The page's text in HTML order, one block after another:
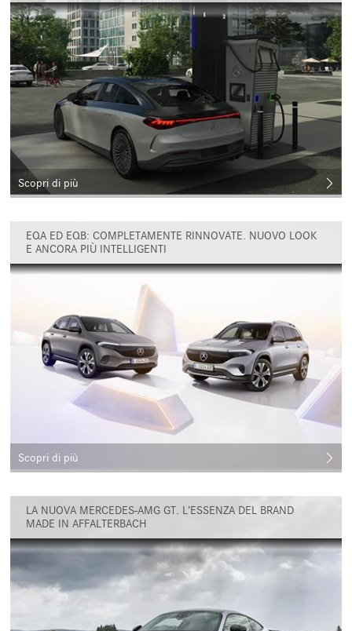
Scopri di più
EQA ED EQB: COMPLETAMENTE RINNOVATE. NUOVO LOOK
E ANCORA PIÙ INTELLIGENTI
Scopri di più
LA NUOVA MERCEDES-AMG GT. L’ESSENZA DEL BRAND
MADE IN AFFALTERBACH